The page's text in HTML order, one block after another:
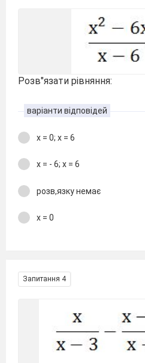
Розв"язати рівняння:
варіанти відповідей
х = 0; х = 6
х = - 6; х = 6
розв,язку немає
х = 0
Запитання 4